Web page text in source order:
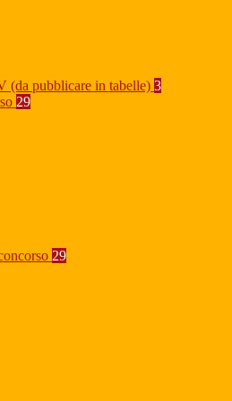
(da pubblicare in tabelle) 3
29
29